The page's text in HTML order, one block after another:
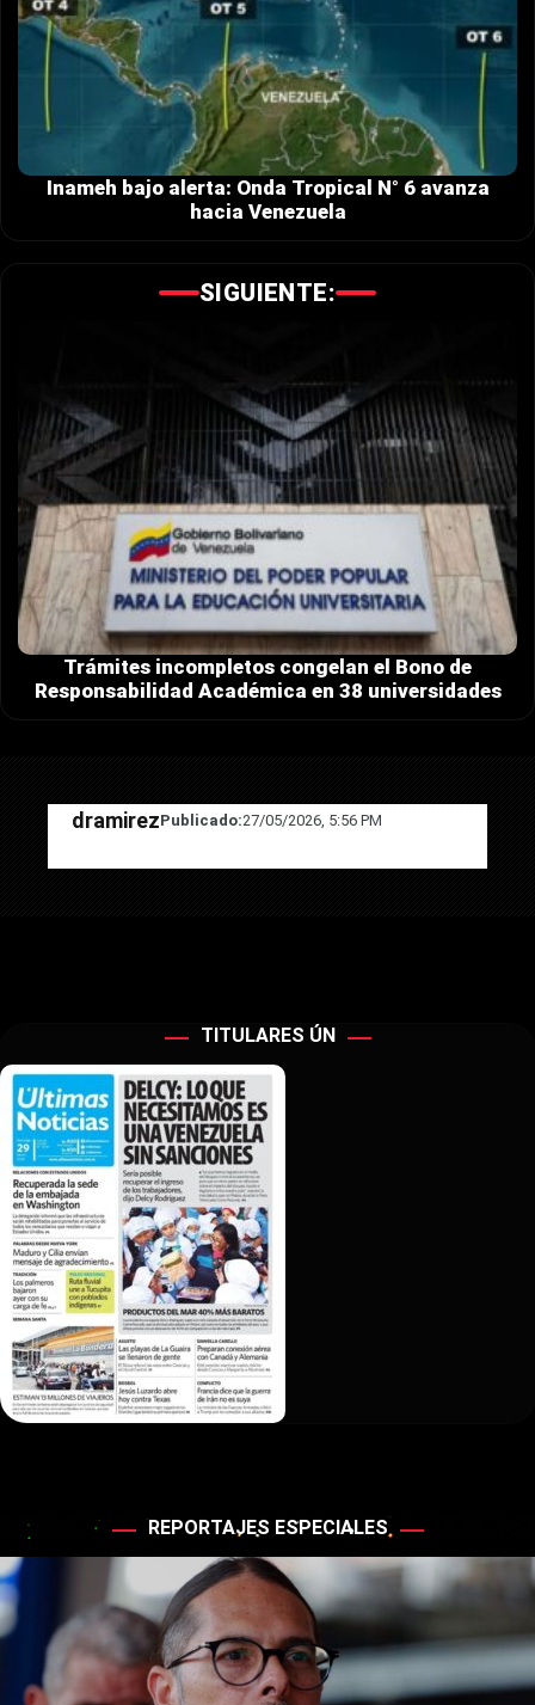
Inameh bajo alerta: Onda Tropical N° 6 avanza
hacia Venezuela
SIGUIENTE:
Trámites incompletos congelan el Bono de
Responsabilidad Académica en 38 universidades
dramirezPublicado:27/05/2026, 5:56 PM
TITULARES ÚN
REPORTAJES ESPECIALES